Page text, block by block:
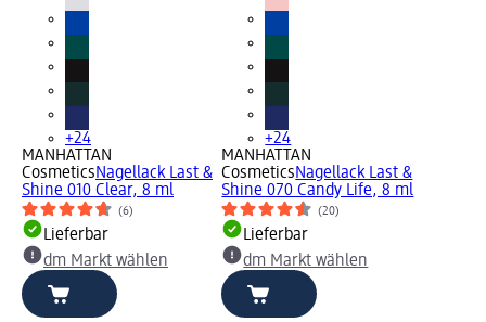
+24
MANHATTAN
CosmeticsNagellack Last &
Shine 010 Clear, 8 ml
(6)
Lieferbar
dm Markt wählen
+24
MANHATTAN
CosmeticsNagellack Last &
Shine 070 Candy Life, 8 ml
(20)
Lieferbar
dm Markt wählen